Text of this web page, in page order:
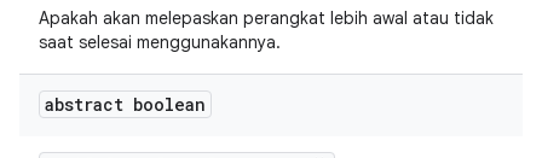
Apakah akan melepaskan perangkat lebih awal atau tidak
saat selesai menggunakannya.
abstract boolean